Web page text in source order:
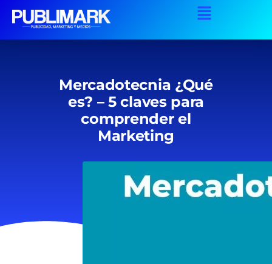
Mercadotecnia ¿Qué
es? – 5 claves para
comprender el
Marketing